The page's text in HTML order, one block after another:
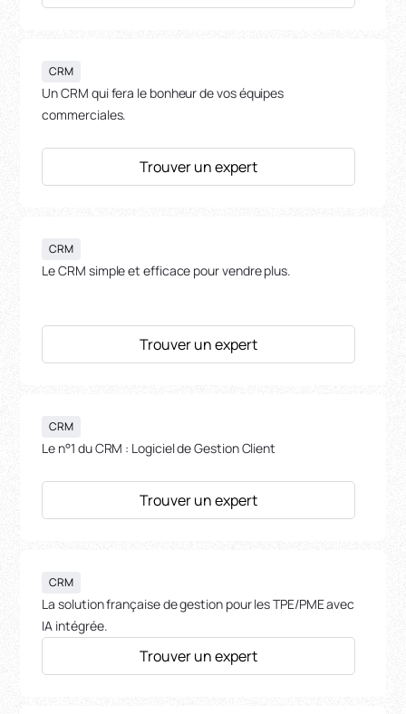
CRM
Un CRM qui fera le bonheur de vos équipes
commerciales.
Trouver un expert
CRM
Le CRM simple et efficace pour vendre plus.
Trouver un expert
CRM
Le n°1 du CRM : Logiciel de Gestion Client
Trouver un expert
CRM
La solution française de gestion pour les TPE/PME avec
IA intégrée.
Trouver un expert